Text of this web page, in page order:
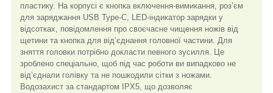
пластику. На корпусі є кнопка включення-вимикання, роз’єм
для заряджання USB Type-C, LED-індикатор зарядки у
відсотках, повідомлення про своєчасне чищення ножів від
щетини та кнопка для від’єднання головної частини. Для
зняття головки потрібно докласти певного зусилля. Це
зроблено спеціально, щоб під час роботи ви випадково не
від’єднали голівку та не пошкодили сітки з ножами.
Водозахист за стандартом IPX5, що дозволяє